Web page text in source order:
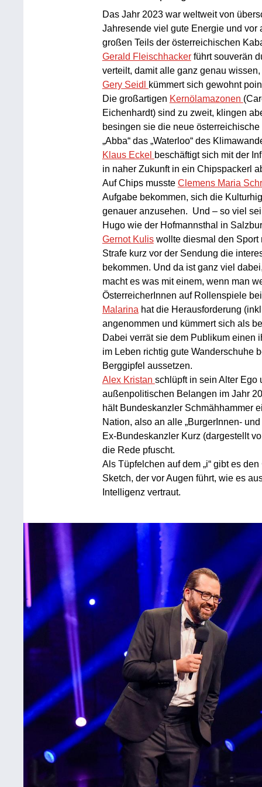
Das Jahr 2023 war weltweit von
Jahresende viel gute Energie und
großen Teils der österreichischen
Gerald Fleischhackerführt souverän
verteilt, damit alle ganz genau
Gery Seidl
kümmert sich gewohnt
Die großartigen Kernölamazonen
Eichenhardt) sind zu zweit, klingen
besingen sie die neue
„Abba“ das „Waterloo“ des
Klaus Eckel beschäftigt sich mit der
in naher Zukunft in ein Chipspackerl
Auf Chips musste Clemens Maria
Aufgabe bekommen, sich die
genauer anzusehen. Und – so viel
Hugo wie der Hofmannsthal in
Gernot Kuliswollte diesmal den Sport
Strafe kurz vor der Sendung die
bekommen. Und da ist ganz viel
macht es was mit einem, wenn man
ÖsterreicherInnen auf Rollenspiele
Malarina hat die Herausforderung
angenommen und kümmert sich als
Dabei verrät sie dem Publikum einen
im Leben richtig gute Wanderschuhe
Berggipfel aussetzen.
Alex Kristan schlüpft in sein Alter Ego
außenpolitischen Belangen im Jahr
hält Bundeskanzler Schmähhammer
Nation, also an alle „BurgerInnen-
Ex-Bundeskanzler Kurz (dargestellt
die Rede pfuscht.
Als Tüpfelchen auf dem „i“ gibt es
Sketch, der vor Augen führt, wie es
Intelligenz vertraut.